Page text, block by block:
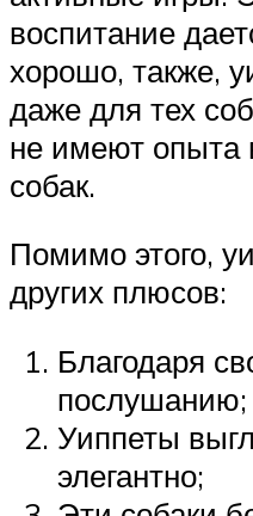
воспитание
хорошо, также,
даже для тех
не имеют опыта
собак.
Помимо этого,
других плюсов:
Благодаря
послушанию;
Уиппеты
элегантно;